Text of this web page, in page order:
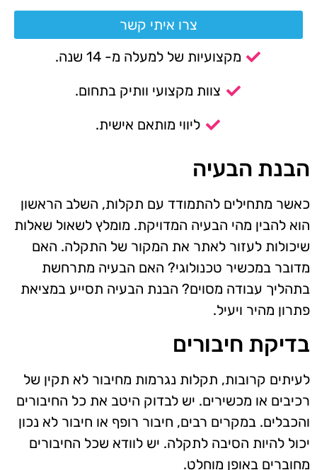
צרו איתי קשר
מקצועיות של למעלה מ- 14 שנה.
צוות מקצועי וותיק בתחום.
ליווי מותאם אישית.
הבנת הבעיה
כאשר מתחילים להתמודד עם תקלות, השלב הראשון
הוא להבין מהי הבעיה המדויקת. מומלץ לשאול שאלות
שיכולות לעזור לאתר את המקור של התקלה. האם
מדובר במכשיר טכנולוגי? האם הבעיה מתרחשת
בתהליך עבודה מסוים? הבנת הבעיה תסייע במציאת
פתרון מהיר ויעיל.
בדיקת חיבורים
לעיתים קרובות, תקלות נגרמות מחיבור לא תקין של
רכיבים או מכשירים. יש לבדוק היטב את כל החיבורים
והכבלים. במקרים רבים, חיבור רופף או חיבור לא נכון
יכול להיות הסיבה לתקלה. יש לוודא שכל החיבורים
מחוברים באופן מוחלט.